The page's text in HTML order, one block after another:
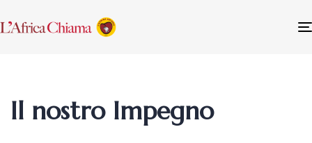
Il nostro Impegno